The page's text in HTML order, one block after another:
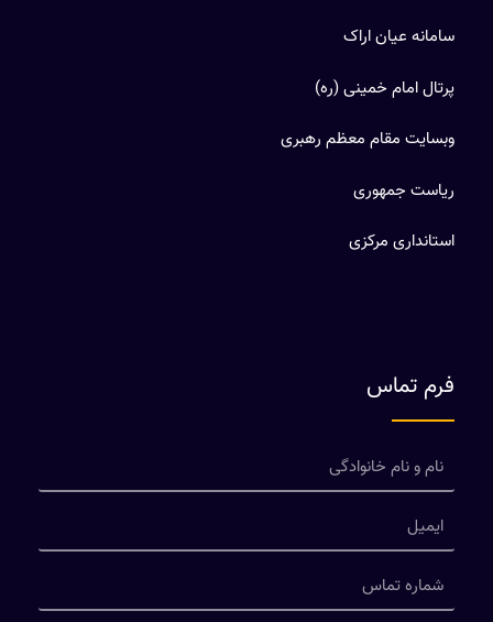
سامانه عیان اراک
پرتال امام خمینی (ره)
وبسایت مقام معظم رهبری
ریاست جمهوری
استانداری مرکزی
فرم تماس